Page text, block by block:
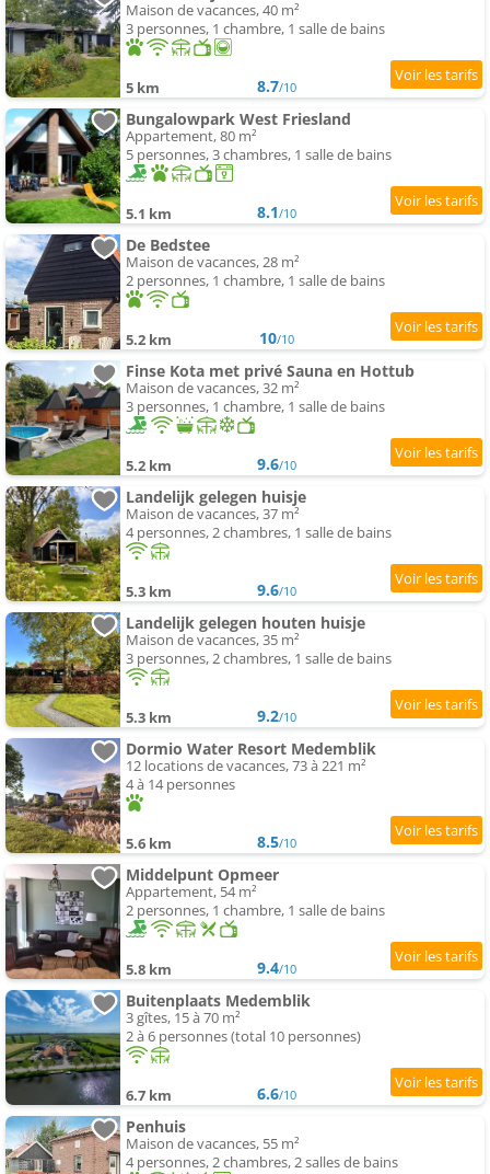
Maison de vacances, 40 m²
3 personnes, 1 chambre, 1 salle de bains
5 km 8.7/10
Bungalowpark West Friesland
Appartement, 80 m²
5 personnes, 3 chambres, 1 salle de bains
5.1 km 8.1/10
De Bedstee
Maison de vacances, 28 m²
2 personnes, 1 chambre, 1 salle de bains
5.2 km 10/10
Finse Kota met privé Sauna en Hottub
Maison de vacances, 32 m²
3 personnes, 1 chambre, 1 salle de bains
5.2 km 9.6/10
Landelijk gelegen huisje
Maison de vacances, 37 m²
4 personnes, 2 chambres, 1 salle de bains
5.3 km 9.6/10
Landelijk gelegen houten huisje
Maison de vacances, 35 m²
3 personnes, 2 chambres, 1 salle de bains
5.3 km 9.2/10
Dormio Water Resort Medemblik
12 locations de vacances, 73 à 221 m²
4 à 14 personnes
5.6 km 8.5/10
Middelpunt Opmeer
Appartement, 54 m²
2 personnes, 1 chambre, 1 salle de bains
5.8 km 9.4/10
Buitenplaats Medemblik
3 gîtes, 15 à 70 m²
2 à 6 personnes (total 10 personnes)
6.7 km 6.6/10
Penhuis
Maison de vacances, 55 m²
4 personnes, 2 chambres, 2 salles de bains